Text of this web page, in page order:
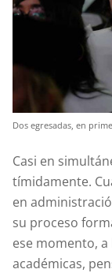
Dos egresadas, en
Casi en
tímidamente.
en
su proceso
ese momento,
académicas,